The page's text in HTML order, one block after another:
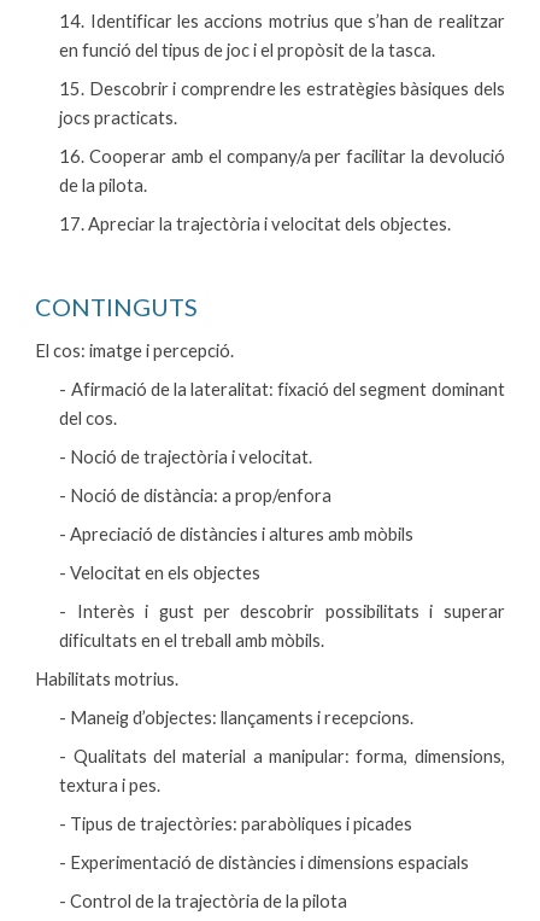
14. Identificar les accions motrius que s’han de realitzar
en funció del tipus de joc i el propòsit de la tasca.
15. Descobrir i comprendre les estratègies bàsiques dels
jocs practicats.
16. Cooperar amb el company/a per facilitar la devolució
de la pilota.
17. Apreciar la trajectòria i velocitat dels objectes.
CONTINGUTS
El cos: imatge i percepció.
- Afirmació de la lateralitat: fixació del segment dominant
del cos.
- Noció de trajectòria i velocitat.
- Noció de distància: a prop/enfora
- Apreciació de distàncies i altures amb mòbils
- Velocitat en els objectes
- Interès i gust per descobrir possibilitats i superar
dificultats en el treball amb mòbils.
Habilitats motrius.
- Maneig d’objectes: llançaments i recepcions.
- Qualitats del material a manipular: forma, dimensions,
textura i pes.
- Tipus de trajectòries: parabòliques i picades
- Experimentació de distàncies i dimensions espacials
- Control de la trajectòria de la pilota